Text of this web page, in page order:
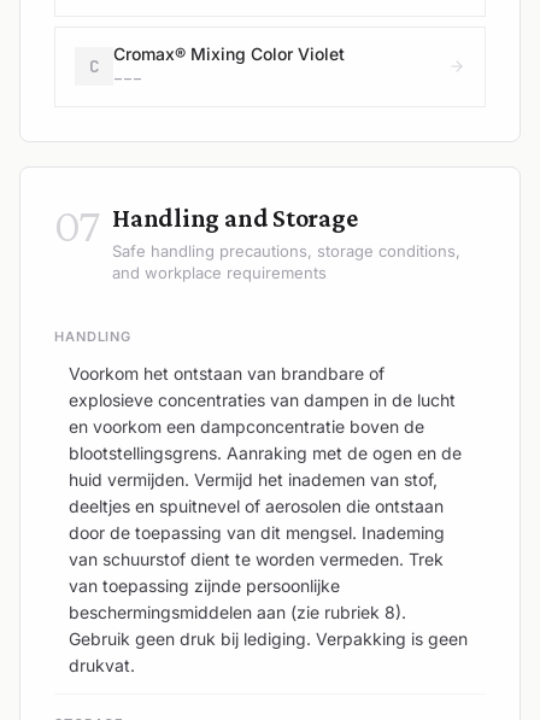
C
Cromax® Mixing Color Violet
---
07 Handling and Storage
Safe handling precautions, storage conditions,
and workplace requirements
HANDLING
Voorkom het ontstaan van brandbare of
explosieve concentraties van dampen in de lucht
en voorkom een dampconcentratie boven de
blootstellingsgrens. Aanraking met de ogen en de
huid vermijden. Vermijd het inademen van stof,
deeltjes en spuitnevel of aerosolen die ontstaan
door de toepassing van dit mengsel. Inademing
van schuurstof dient te worden vermeden. Trek
van toepassing zijnde persoonlijke
beschermingsmiddelen aan (zie rubriek 8).
Gebruik geen druk bij lediging. Verpakking is geen
drukvat.